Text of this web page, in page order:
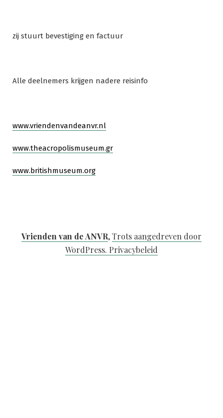
zij stuurt bevestiging en factuur
Alle deelnemers krijgen nadere reisinfo
www.vriendenvandeanvr.nl
www.theacropolismuseum.gr
www.britishmuseum.org
Vrienden van de ANVR,Trots aangedreven door
WordPress. Privacybeleid